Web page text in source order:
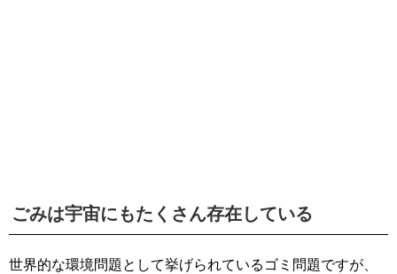
ごみは宇宙にもたくさん存在している
世界的な環境問題として挙げられているゴミ問題ですが、